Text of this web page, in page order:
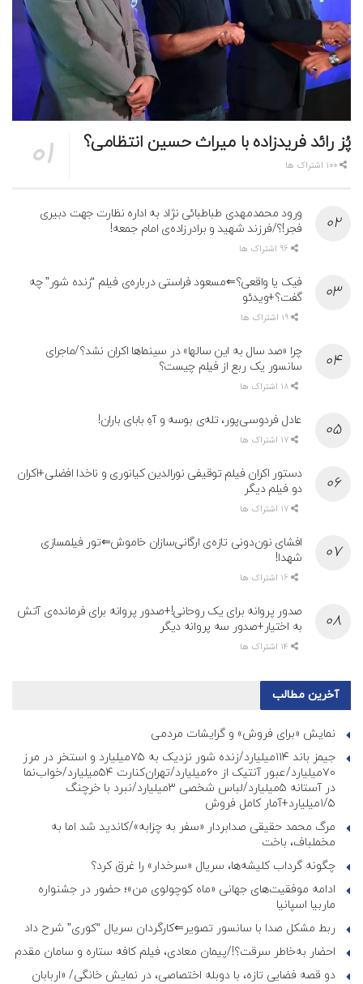
پُز رائد فریدزاده با میراث حسین انتظامی؟
ورود محمدمهدی طباطبائی نژاد به اداره نظارت جهت دبیری
فجر!؟/فرزند شهید و برادرزاده‌ی امام جمعه!
فیک یا واقعی؟⇐مسعود فراستی درباره‌ی فیلم “زنده شور” چه
گفت؟+ویدئو
چرا «صد سال به این سالها» در سینماها اکران نشد؟/ماجرای
سانسور یک ربع از فیلم چیست؟
عادل فردوسی‌پور، تله‌ی بوسه و آهِ بابای باران!
دستور اکران فیلم توقیفی نورالدین کیانوری و ناخدا افضلی+اکران
دو فیلم دیگر
افشای نون‌دونی تازه‌ی ارگانی‌سازان خاموش⇐تور فیلمسازی
شهدا!
صدور پروانه برای یک روحانی!+صدور پروانه برای فرمانده‌ی آتش
به اختیار+صدور سه پروانه دیگر
آخرین مطالب
نمایش «برای فروش» و گرایشات مردمی
جیمز باند ۱۱۴میلیارد/زنده شور نزدیک به ۷۵میلیارد و استخر در مرز
۷۰میلیارد/عبور آنتیک از ۶۰میلیارد/تهران‌کنارت ۵۴میلیارد/خواب‌نما
در آستانه ۵میلیارد/لباس شخصی ۳میلیارد/نبرد با خرچنگ
۱/۵میلیارد+آمار کامل فروش
مرگ محمد حقیقی صدابردار «سفر به چزابه»/کاندید شد اما به
مخملباف، باخت
چگونه گرداب کلیشه‌ها، سریال «سرخدار» را غرق کرد؟
ادامه موفقیت‌های جهانی «ماه کوچولوی من»؛ حضور در جشنواره
ماربیا اسپانیا
ربط مشکل صدا با سانسور تصویر⇐کارگردان سریال “کوری” شرح داد
احضار به‌خاطر سرقت؟!/پیمان معادی، فیلم کافه ستاره و سامان مقدم
دو قصه فضایی تازه، با دوبله اختصاصی، در نمایش خانگی/ «اربابان